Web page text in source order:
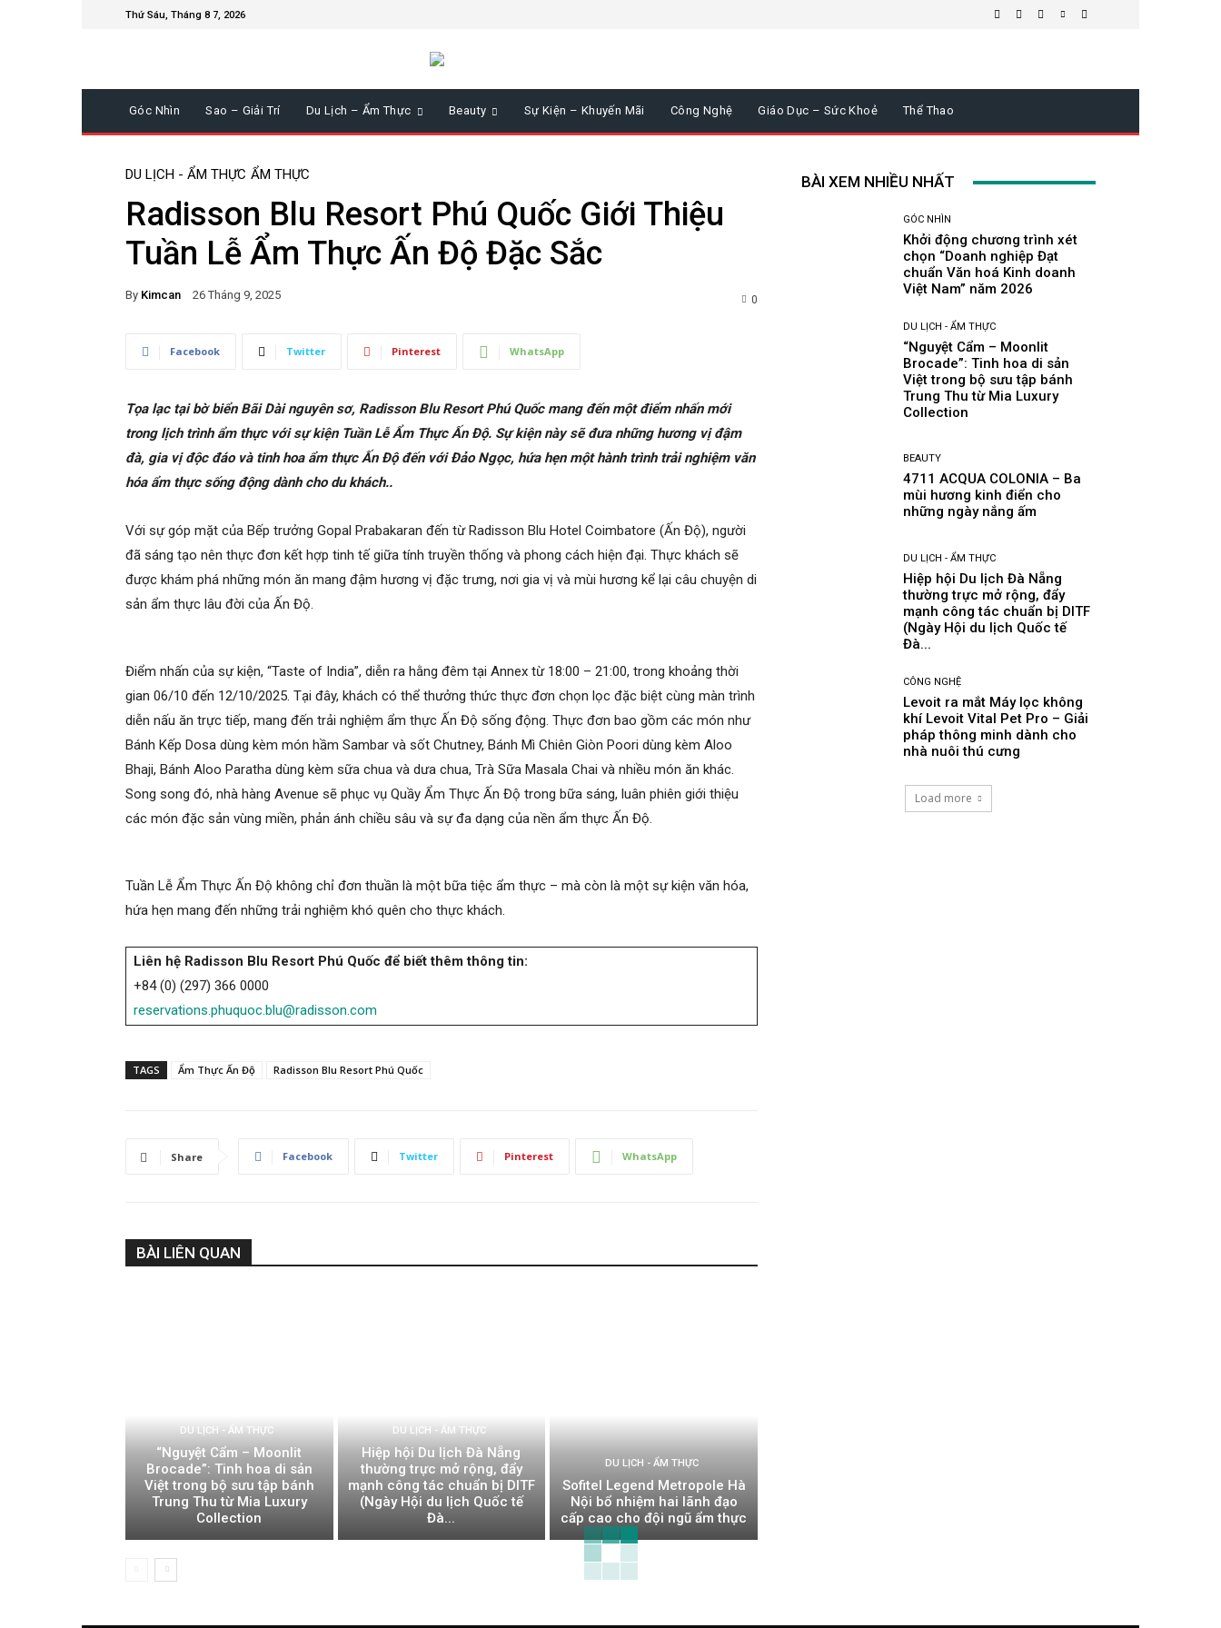
Thứ Sáu, Tháng 8 7, 2026
Góc Nhìn Sao – Giải Trí Du Lịch – Ẩm Thực Beauty Sự Kiện – Khuyến Mãi Công Nghệ Giáo Dục – Sức Khoẻ Thể Thao
DU LỊCH - ẨM THỰC ẨM THỰC
Radisson Blu Resort Phú Quốc Giới Thiệu
Tuần Lễ Ẩm Thực Ấn Độ Đặc Sắc
By Kimcan 26 Tháng 9, 2025 0
Facebook Twitter Pinterest WhatsApp
Tọa lạc tại bờ biển Bãi Dài nguyên sơ, Radisson Blu Resort Phú Quốc mang đến một điểm nhấn mới
trong lịch trình ẩm thực với sự kiện Tuần Lễ Ẩm Thực Ấn Độ. Sự kiện này sẽ đưa những hương vị đậm
đà, gia vị độc đáo và tinh hoa ẩm thực Ấn Độ đến với Đảo Ngọc, hứa hẹn một hành trình trải nghiệm văn
hóa ẩm thực sống động dành cho du khách..
Với sự góp mặt của Bếp trưởng Gopal Prabakaran đến từ Radisson Blu Hotel Coimbatore (Ấn Độ), người
đã sáng tạo nên thực đơn kết hợp tinh tế giữa tính truyền thống và phong cách hiện đại. Thực khách sẽ
được khám phá những món ăn mang đậm hương vị đặc trưng, nơi gia vị và mùi hương kể lại câu chuyện di
sản ẩm thực lâu đời của Ấn Độ.
Điểm nhấn của sự kiện, “Taste of India”, diễn ra hằng đêm tại Annex từ 18:00 – 21:00, trong khoảng thời
gian 06/10 đến 12/10/2025. Tại đây, khách có thể thưởng thức thực đơn chọn lọc đặc biệt cùng màn trình
diễn nấu ăn trực tiếp, mang đến trải nghiệm ẩm thực Ấn Độ sống động. Thực đơn bao gồm các món như
Bánh Kếp Dosa dùng kèm món hầm Sambar và sốt Chutney, Bánh Mì Chiên Giòn Poori dùng kèm Aloo
Bhaji, Bánh Aloo Paratha dùng kèm sữa chua và dưa chua, Trà Sữa Masala Chai và nhiều món ăn khác.
Song song đó, nhà hàng Avenue sẽ phục vụ Quầy Ẩm Thực Ấn Độ trong bữa sáng, luân phiên giới thiệu
các món đặc sản vùng miền, phản ánh chiều sâu và sự đa dạng của nền ẩm thực Ấn Độ.
Tuần Lễ Ẩm Thực Ấn Độ không chỉ đơn thuần là một bữa tiệc ẩm thực – mà còn là một sự kiện văn hóa,
hứa hẹn mang đến những trải nghiệm khó quên cho thực khách.
Liên hệ Radisson Blu Resort Phú Quốc để biết thêm thông tin:
+84 (0) (297) 366 0000
reservations.phuquoc.blu@radisson.com
TAGS Ẩm Thực Ấn Độ Radisson Blu Resort Phú Quốc
Share Facebook Twitter Pinterest WhatsApp
BÀI LIÊN QUAN
DU LỊCH - ẨM THỰC
“Nguyệt Cẩm – Moonlit
Brocade”: Tinh hoa di sản
Việt trong bộ sưu tập bánh
Trung Thu từ Mia Luxury
Collection
DU LỊCH - ẨM THỰC
Hiệp hội Du lịch Đà Nẵng
thường trực mở rộng, đẩy
mạnh công tác chuẩn bị DITF
(Ngày Hội du lịch Quốc tế
Đà...
DU LỊCH - ẨM THỰC
Sofitel Legend Metropole Hà
Nội bổ nhiệm hai lãnh đạo
cấp cao cho đội ngũ ẩm thực
BÀI XEM NHIỀU NHẤT
GÓC NHÌN
Khởi động chương trình xét
chọn “Doanh nghiệp Đạt
chuẩn Văn hoá Kinh doanh
Việt Nam” năm 2026
DU LỊCH - ẨM THỰC
“Nguyệt Cẩm – Moonlit
Brocade”: Tinh hoa di sản
Việt trong bộ sưu tập bánh
Trung Thu từ Mia Luxury
Collection
BEAUTY
4711 ACQUA COLONIA – Ba
mùi hương kinh điển cho
những ngày nắng ấm
DU LỊCH - ẨM THỰC
Hiệp hội Du lịch Đà Nẵng
thường trực mở rộng, đẩy
mạnh công tác chuẩn bị DITF
(Ngày Hội du lịch Quốc tế
Đà...
CÔNG NGHỆ
Levoit ra mắt Máy lọc không
khí Levoit Vital Pet Pro – Giải
pháp thông minh dành cho
nhà nuôi thú cưng
Load more